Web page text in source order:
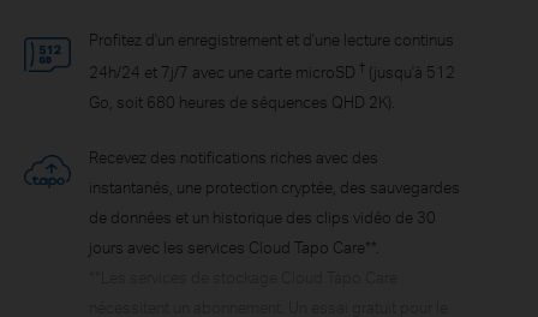
Profitez d'un enregistrement et d'une lecture continus
24h/24 et 7j/7 avec une carte microSD† (jusqu'à 512
Go, soit 680 heures de séquences QHD 2K).
Recevez des notifications riches avec des
instantanés, une protection cryptée, des sauvegardes
de données et un historique des clips vidéo de 30
jours avec les services Cloud Tapo Care**.